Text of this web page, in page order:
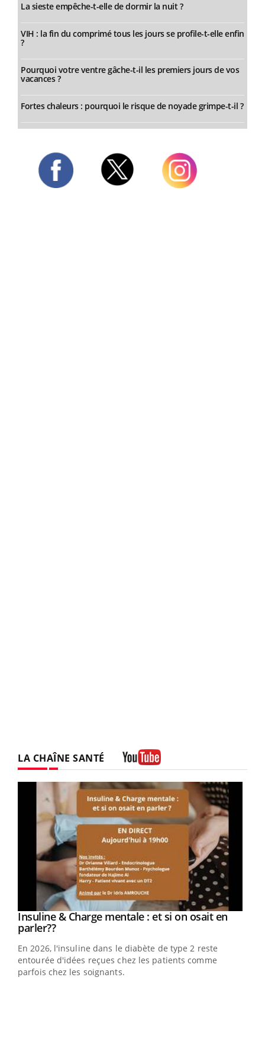
La sieste empêche-t-elle de dormir la nuit ?
VIH : la fin du comprimé tous les jours se profile-t-elle enfin
?
Pourquoi votre ventre gâche-t-il les premiers jours de vos
vacances ?
Fortes chaleurs : pourquoi le risque de noyade grimpe-t-il ?
LA CHAÎNE SANTÉ
Youtube
Insuline & Charge mentale : et si on osait en
parler??Youtube
En 2026, l'insuline dans le diabète de type 2 reste
entourée d'idées reçues chez les patients comme
parfois chez les soignants.